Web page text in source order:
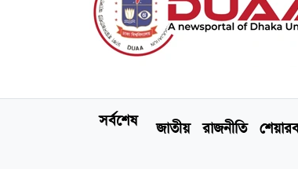
সর্বশেষ জাতীয় রাজনীতি